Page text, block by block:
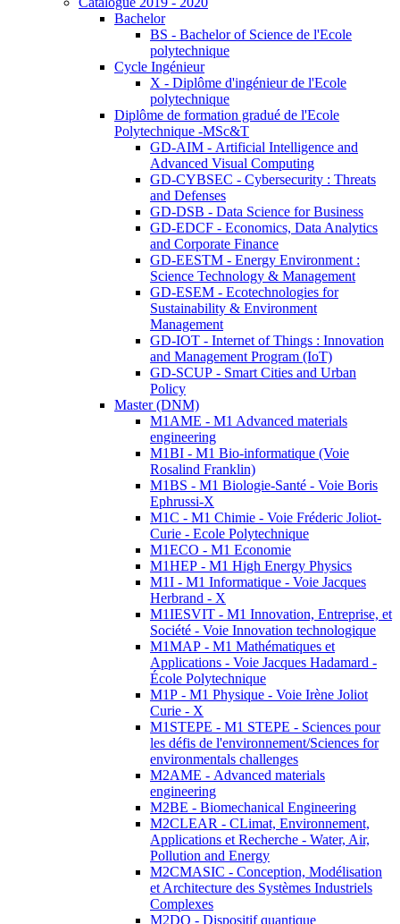
Bachelor
BS - Bachelor of Science de l'Ecole
polytechnique
Cycle Ingénieur
X - Diplôme d'ingénieur de l'Ecole
polytechnique
Diplôme de formation gradué de l'Ecole
Polytechnique -MSc&T
GD-AIM - Artificial Intelligence and
Advanced Visual Computing
GD-CYBSEC - Cybersecurity : Threats
and Defenses
GD-DSB - Data Science for Business
GD-EDCF - Economics, Data Analytics
and Corporate Finance
GD-EESTM - Energy Environment :
Science Technology & Management
GD-ESEM - Ecotechnologies for
Sustainability & Environment
Management
GD-IOT - Internet of Things : Innovation
and Management Program (IoT)
GD-SCUP - Smart Cities and Urban
Policy
Master (DNM)
M1AME - M1 Advanced materials
engineering
M1BI - M1 Bio-informatique (Voie
Rosalind Franklin)
M1BS - M1 Biologie-Santé - Voie Boris
Ephrussi-X
M1C - M1 Chimie - Voie Fréderic Joliot-
Curie - Ecole Polytechnique
M1ECO - M1 Economie
M1HEP - M1 High Energy Physics
M1I - M1 Informatique - Voie Jacques
Herbrand - X
M1IESVIT - M1 Innovation, Entreprise, et
Société - Voie Innovation technologique
M1MAP - M1 Mathématiques et
Applications - Voie Jacques Hadamard -
École Polytechnique
M1P - M1 Physique - Voie Irène Joliot
Curie - X
M1STEPE - M1 STEPE - Sciences pour
les défis de l'environnement/Sciences for
environmentals challenges
M2AME - Advanced materials
engineering
M2BE - Biomechanical Engineering
M2CLEAR - CLimat, Environnement,
Applications et Recherche - Water, Air,
Pollution and Energy
M2CMASIC - Conception, Modélisation
et Architecture des Systèmes Industriels
Complexes
M2DQ - Dispositif quantique